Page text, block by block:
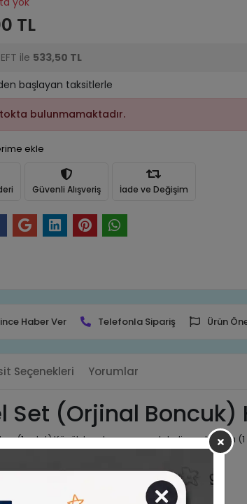
TL
ile 533,50 TL
başlayan taksitlerle
bulunmamaktadır.
ekle
Güvenli Alışveriş İade ve Değişim
Haber Ver Telefonla Sipariş Ürün
Seçenekleri Yorumlar
Set (Orjinal Boncuk)
(1 adet) Küçük boy beyaz yuvarlak dizme tablası